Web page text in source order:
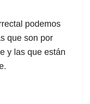
podemos
que son por
y las que están